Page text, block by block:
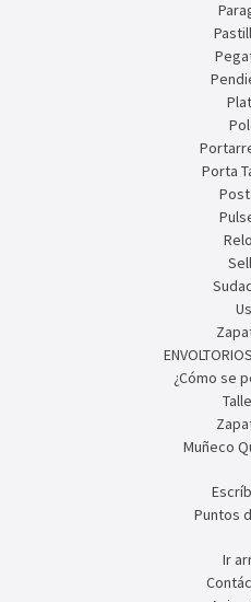
Porta
¿Cómo se
Muñeco
Puntos
Ir